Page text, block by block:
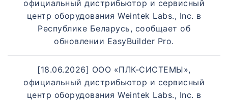
официальный дистрибьютор и сервисный
центр оборудования Weintek Labs., Inc. в
Республике Беларусь, сообщает об
обновлении EasyBuilder Pro.
[18.06.2026] ООО «ПЛК-СИСТЕМЫ»,
официальный дистрибьютор и сервисный
центр оборудования Weintek Labs., Inc. в